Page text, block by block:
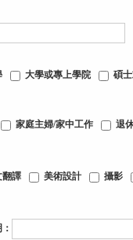
大學或專上學院 碩
家庭主婦/家中工作 退
翻譯 美術設計 攝影